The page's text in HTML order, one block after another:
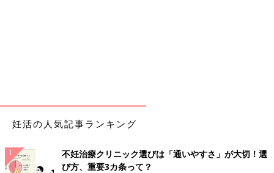
妊活の人気記事ランキング
不妊治療クリニック選びは「通いやすさ」が大切！選
び方、重要3カ条って？